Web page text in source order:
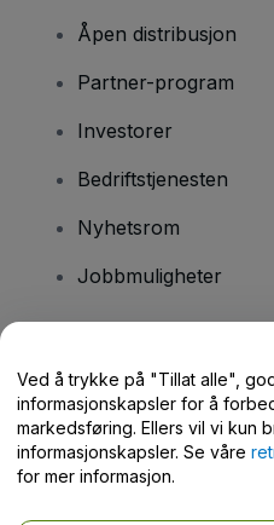
Åpen distribusjon
Partner-program
Investorer
Bedriftstjenesten
Nyhetsrom
Jobbmuligheter
Hjelpesenter /
Ved å trykke på "Tillat alle",
informasjonskapsler for å
markedsføring. Ellers vil vi kun
informasjonskapsler. Se våre
for mer informasjon.